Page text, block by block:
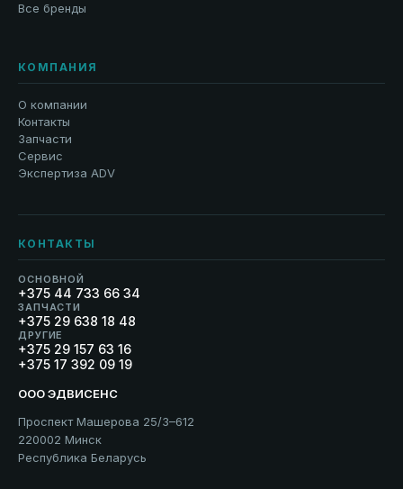
Все бренды
КОМПАНИЯ
О компании
Контакты
Запчасти
Сервис
Экспертиза ADV
КОНТАКТЫ
ОСНОВНОЙ
+375 44 733 66 34
ЗАПЧАСТИ
+375 29 638 18 48
ДРУГИЕ
+375 29 157 63 16
+375 17 392 09 19
ООО ЭДВИСЕНС
Проспект Машерова 25/3–612
220002 Минск
Республика Беларусь